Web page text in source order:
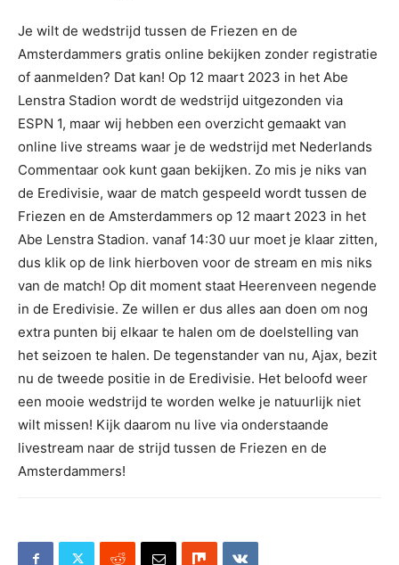
Je wilt de wedstrijd tussen de Friezen en de
Amsterdammers gratis online bekijken zonder registratie
of aanmelden? Dat kan! Op 12 maart 2023 in het Abe
Lenstra Stadion wordt de wedstrijd uitgezonden via
ESPN 1, maar wij hebben een overzicht gemaakt van
online live streams waar je de wedstrijd met Nederlands
Commentaar ook kunt gaan bekijken. Zo mis je niks van
de Eredivisie, waar de match gespeeld wordt tussen de
Friezen en de Amsterdammers op 12 maart 2023 in het
Abe Lenstra Stadion. vanaf 14:30 uur moet je klaar zitten,
dus klik op de link hierboven voor de stream en mis niks
van de match! Op dit moment staat Heerenveen negende
in de Eredivisie. Ze willen er dus alles aan doen om nog
extra punten bij elkaar te halen om de doelstelling van
het seizoen te halen. De tegenstander van nu, Ajax, bezit
nu de tweede positie in de Eredivisie. Het beloofd weer
een mooie wedstrijd te worden welke je natuurlijk niet
wilt missen! Kijk daarom nu live via onderstaande
livestream naar de strijd tussen de Friezen en de
Amsterdammers!